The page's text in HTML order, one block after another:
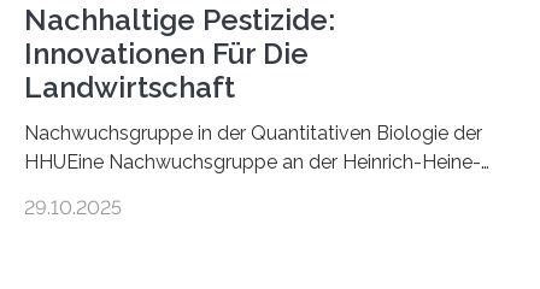
Nachhaltige Pestizide:
Innovationen Für Die
Landwirtschaft
Nachwuchsgruppe in der Quantitativen Biologie der
HHUEine Nachwuchsgruppe an der Heinrich-Heine-
fünf Jahren erforschen, wie Bakterien auf
29.10.2025